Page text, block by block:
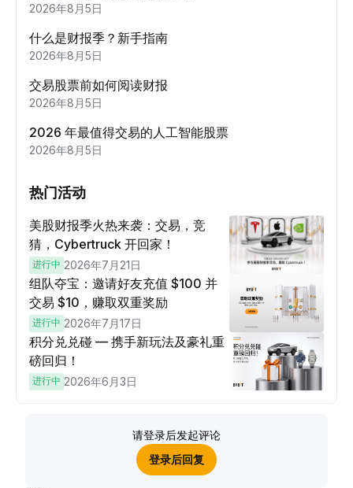
2026年8月5日
什么是财报季？新手指南
2026年8月5日
交易股票前如何阅读财报
2026年8月5日
2026 年最值得交易的人工智能股票
2026年8月5日
热门活动
美股财报季火热来袭：交易，竞
猜，Cybertruck 开回家！
进行中 2026年7月21日
组队夺宝：邀请好友充值 $100 并
交易 $10，赚取双重奖励
进行中 2026年7月17日
积分兑兑碰 — 携手新玩法及豪礼重
磅回归！
进行中 2026年6月3日
请登录后发起评论
登录后回复